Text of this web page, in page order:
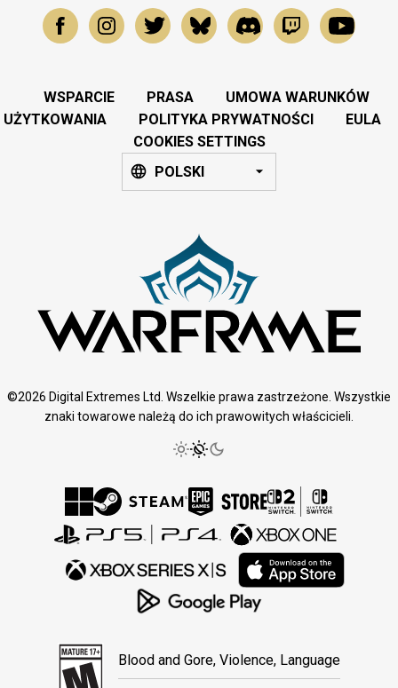
WSPARCIE PRASA
UMOWA WARUNKÓW
UŻYTKOWANIA
POLITYKA PRYWATNOŚCI
EULA
COOKIES SETTINGS
POLSKI
©2026 Digital Extremes Ltd. Wszelkie prawa zastrzeżone. Wszystkie
znaki towarowe należą do ich prawowitych właścicieli.
Blood and Gore, Violence, Language